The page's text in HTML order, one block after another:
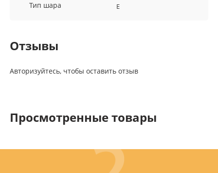
Тип шара E
Отзывы
Авторизуйтесь, чтобы оставить отзыв
Просмотренные товары